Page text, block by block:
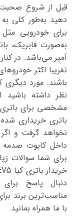
دهید به‌طور کلی
نظر داشته باشید
مشخصی برای باتری
باتری خریداری
نخواهد گرفت و
داخل کاپوت صدمه
برای شما سوالات
دنبال پاسخ
مناسب‌ترین برند
با ما همراه بمانید.